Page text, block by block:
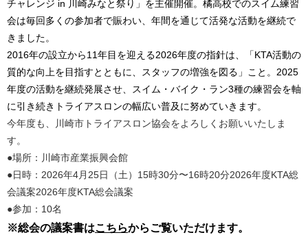
チャレンジ in 川崎みなと祭り」を主催開催。橘高校でのスイム練習
会は毎回多くの参加者で賑わい、年間を通じて活発な活動を継続で
きました。
2016年の設立から11年目を迎える2026年度の指針は、「KTA活動の
質的な向上を目指すとともに、スタッフの増強を図る」こと。2025
年度の活動を継続発展させ、スイム・バイク・ラン3種の練習会を軸
に引き続き トライアスロンの幅広い普及に努めていきます。
今年度も、川崎市トライアスロン協会をよろしくお願いいたしま
す。
●場所：川崎市産業振興会館
●日時：2026年4月25日（土）15時30分〜16時20分2026年度KTA総
会議案2026年度KTA総会議案
●参加：10名
※総会の議案書はこちらからご覧いただけます。